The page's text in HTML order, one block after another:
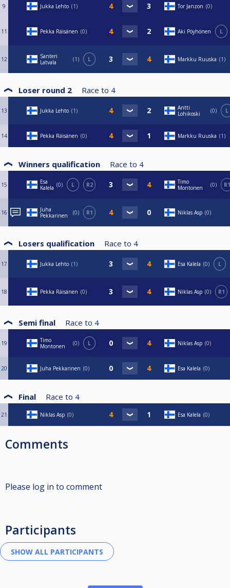
9 Jukka Lehto 1 Tor Janzon 0
11 Pekka Räisänen 0 Aki Pöyhönen L
12
Santeri
Latvala
1 L Markku Ruuska 1
Loser round 2 Race to 4
13 Jukka Lehto 1
Antti
Lohikoski
0 L
14 Pekka Räisänen 0 Markku Ruuska 1
Winners qualification Race to 4
15
Esa
Kalela
0 L R2
Timo
Montonen
0 R1
16
Juha
Pekkarinen
0 R1 Niklas Asp 0
Losers qualification Race to 4
17 Jukka Lehto 1 Esa Kalela 0 L
18 Pekka Räisänen 0 Niklas Asp 0 R1
Semi final Race to 4
19
Timo
Montonen
0 L Niklas Asp 0
20 Juha Pekkarinen 0 Esa Kalela 0
Final Race to 4
21 Niklas Asp 0 Esa Kalela 0
Comments
Please log in to comment
Participants